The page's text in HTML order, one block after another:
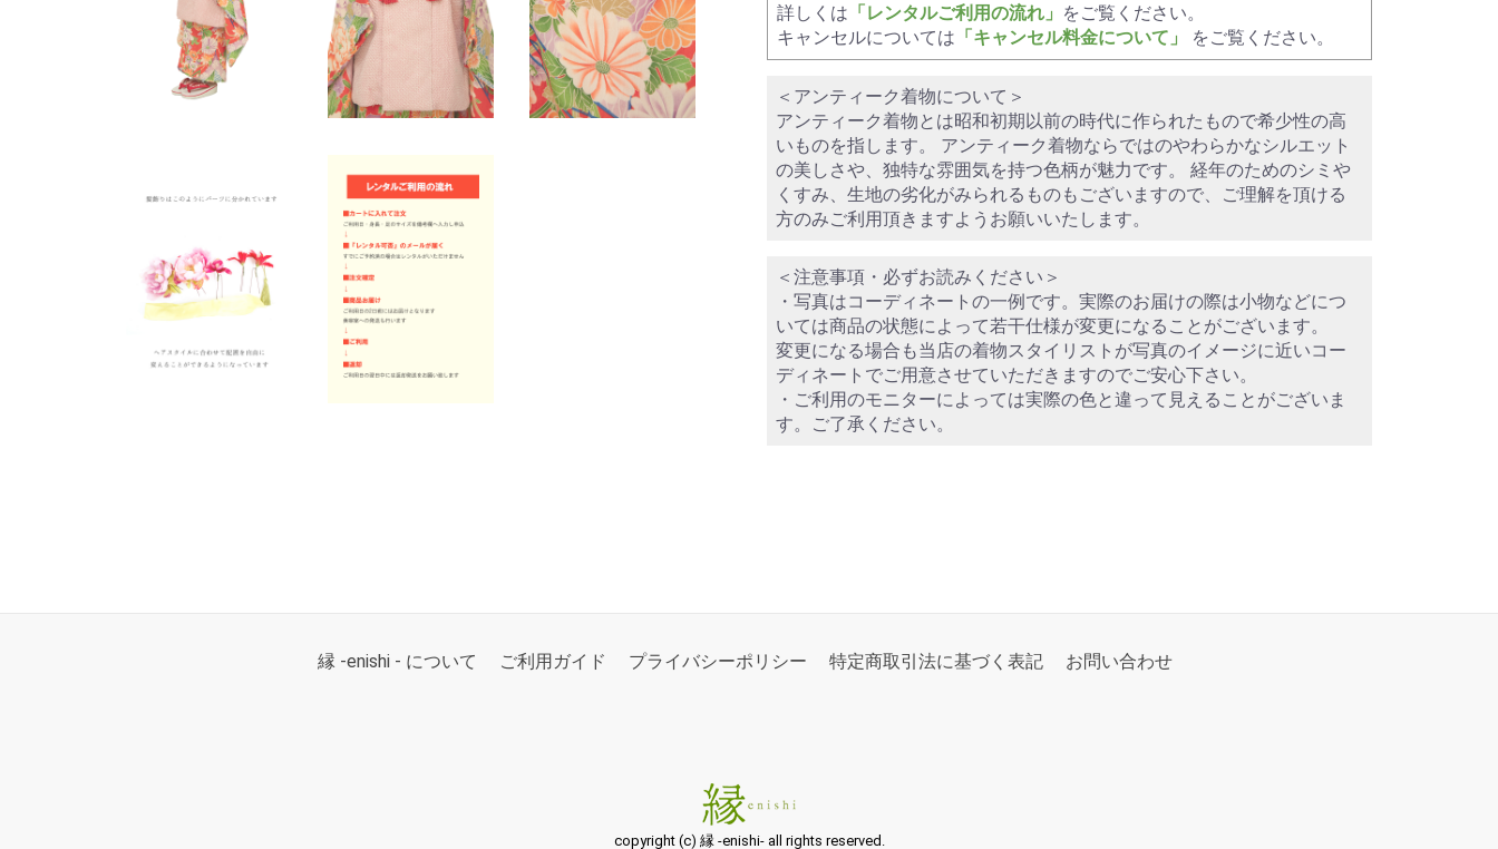
詳しくは 「レンタルご利用の流れ」 をご覧ください。
キャンセルについては 「キャンセル料金について」 をご覧ください。
＜アンティーク着物について＞
アンティーク着物とは昭和初期以前の時代に作られたもので希少性の高
いものを指します。 アンティーク着物ならではのやわらかなシルエット
の美しさや、独特な雰囲気を持つ色柄が魅力です。 経年のためのシミや
くすみ、生地の劣化がみられるものもございますので、ご理解を頂ける
方のみご利用頂きますようお願いいたします。
＜注意事項・必ずお読みください＞
・写真はコーディネートの一例です。実際のお届けの際は小物などにつ
いては商品の状態によって若干仕様が変更になることがございます。
変更になる場合も当店の着物スタイリストが写真のイメージに近いコー
ディネートでご用意させていただきますのでご安心下さい。
・ご利用のモニターによっては実際の色と違って見えることがございま
す。ご了承ください。
縁 -enishi - について ご利用ガイド プライバシーポリシー 特定商取引法に基づく表記 お問い合わせ
copyright (c) 縁 -enishi- all rights reserved.